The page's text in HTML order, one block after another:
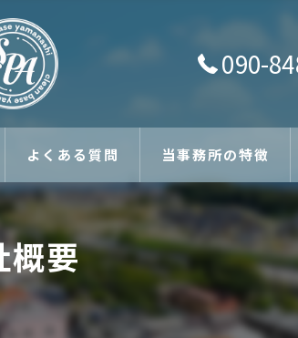
090-
よくある質問 当事務所の特徴
温浴施設専業清掃
ワンストップサービス
山梨県初
概要